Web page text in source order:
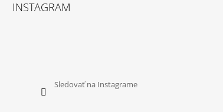
INSTAGRAM
Sledovať na Instagrame